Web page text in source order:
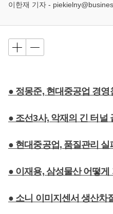
이한재 기자 -
● 정몽준, 현대중공업 경
● 조선3사, 악재의 긴 터널
● 현대중공업, 품질관리 실
● 이재용, 삼성물산 어떻
● 소니 이미지센서 생산차